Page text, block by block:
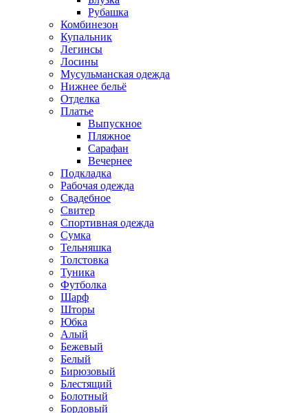
Рубашка
Комбинезон
Купальник
Легинсы
Лосины
Мусульманская одежда
Нижнее бельё
Отделка
Платье
Выпускное
Пляжное
Сарафан
Вечернее
Подкладка
Рабочая одежда
Свадебное
Свитер
Спортивная одежда
Сумка
Тельняшка
Толстовка
Туника
Футболка
Шарф
Шторы
Юбка
Алый
Бежевый
Белый
Бирюзовый
Блестящий
Болотный
Бордовый